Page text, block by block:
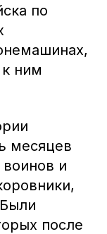
по
ним
месяцев
и
после